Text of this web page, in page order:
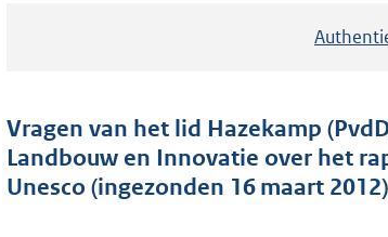
Vragen van het lid Hazekamp
Landbouw en Innovatie over het
Unesco (ingezonden 16 maart